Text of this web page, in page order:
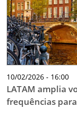
10/02/2026 - 16:00
LATAM amplia
frequências